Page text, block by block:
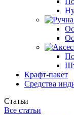
Крафт-пакет
Средства
Статьи
Все статьи